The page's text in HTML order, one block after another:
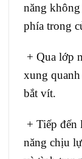
năng không
phía trong
+ Qua lớp
xung quanh
bắt vít.
+ Tiếp đến
năng chịu